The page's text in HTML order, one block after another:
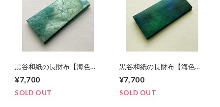
黒谷和紙の長財布【海色】
No.10
¥7,700
SOLD OUT
黒谷和紙の長財布【海色】
No.9
¥7,700
SOLD OUT